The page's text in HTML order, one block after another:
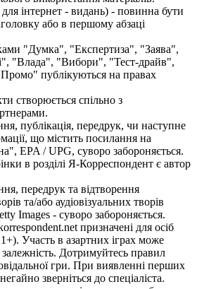
інтернет - видань) - повинна бути
або в першому абзаці
"Думка", "Експертиза", "Заява",
"Влада", "Вибори", "Тест-драйв",
публікуються на правах
створюється спільно з
публікація, передрук, чи наступне
що містить посилання на
EPA / UPG, суворо забороняється.
в розділі Я-Корреспондент є автор
передрук та відтворення
та/або аудіовізуальних творів
Images - суворо забороняється.
призначені для осіб
Участь в азартних іграх може
Дотримуйтесь правил
гри. При виявленні перших
зверніться до спеціаліста.